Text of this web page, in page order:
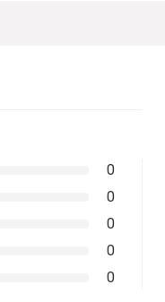
0
0
0
0
0